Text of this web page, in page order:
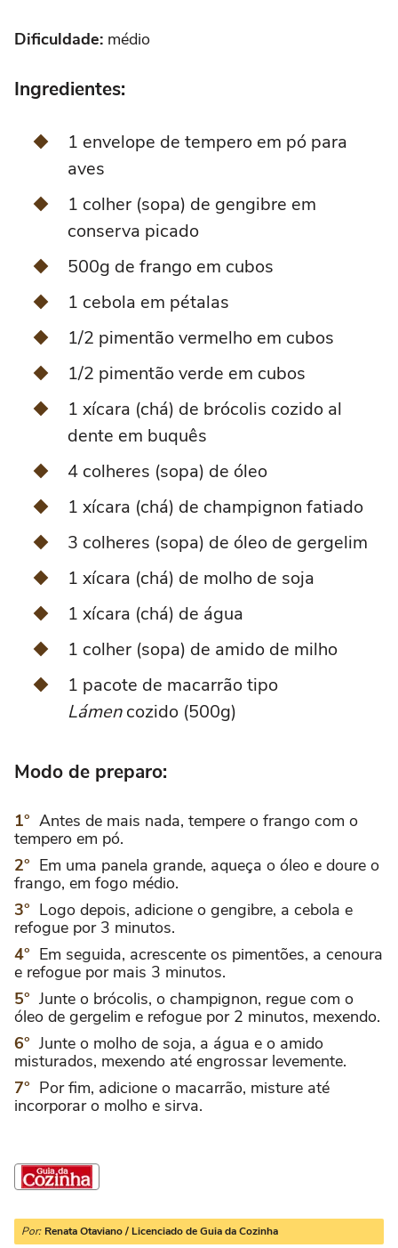
Dificuldade: médio
Ingredientes:
1 envelope de tempero em pó para
aves
1 colher (sopa) de gengibre em
conserva picado
500g de frango em cubos
1 cebola em pétalas
1/2 pimentão vermelho em cubos
1/2 pimentão verde em cubos
1 xícara (chá) de brócolis cozido al
dente em buquês
4 colheres (sopa) de óleo
1 xícara (chá) de champignon fatiado
3 colheres (sopa) de óleo de gergelim
1 xícara (chá) de molho de soja
1 xícara (chá) de água
1 colher (sopa) de amido de milho
1 pacote de macarrão tipo
Lámencozido (500g)
Modo de preparo:
Antes de mais nada, tempere o frango com o
tempero em pó.
Em uma panela grande, aqueça o óleo e doure o
frango, em fogo médio.
Logo depois, adicione o gengibre, a cebola e
refogue por 3 minutos.
Em seguida, acrescente os pimentões, a cenoura
e refogue por mais 3 minutos.
Junte o brócolis, o champignon, regue com o
óleo de gergelim e refogue por 2 minutos, mexendo.
Junte o molho de soja, a água e o amido
misturados, mexendo até engrossar levemente.
Por fim, adicione o macarrão, misture até
incorporar o molho e sirva.
Por: Renata Otaviano / Licenciado de Guia da Cozinha